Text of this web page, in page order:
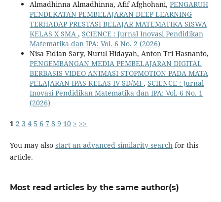
Almadhinna Almadhinna, Afif Afghohani, PENGARUH
PENDEKATAN PEMBELAJARAN DEEP LEARNING
TERHADAP PRESTASI BELAJAR MATEMATIKA SISWA
KELAS X SMA , SCIENCE : Jurnal Inovasi Pendidikan
Matematika dan IPA: Vol. 6 No. 2 (2026)
Nisa Fidian Sary, Nurul Hidayah, Anton Tri Hasnanto,
PENGEMBANGAN MEDIA PEMBELAJARAN DIGITAL
BERBASIS VIDEO ANIMASI STOPMOTION PADA MATA
PELAJARAN IPAS KELAS IV SD/MI , SCIENCE : Jurnal
Inovasi Pendidikan Matematika dan IPA: Vol. 6 No. 1
(2026)
1 2 3 4 5 6 7 8 9 10 > >>
You may also start an advanced similarity searchfor this
article.
Most read articles by the same author(s)